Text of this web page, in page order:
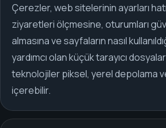
Çerezler, web sitelerinin ayarları
ziyaretleri ölçmesine, oturumları
almasına ve sayfaların nasıl
yardımcı olan küçük tarayıcı
teknolojiler piksel, yerel depolama
içerebilir.